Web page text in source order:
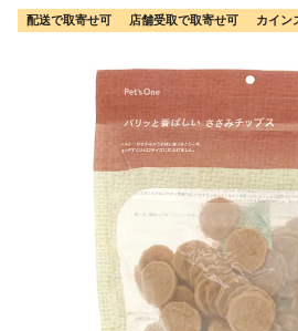
配送で取寄せ可 店舗受取で取寄せ可 カイン